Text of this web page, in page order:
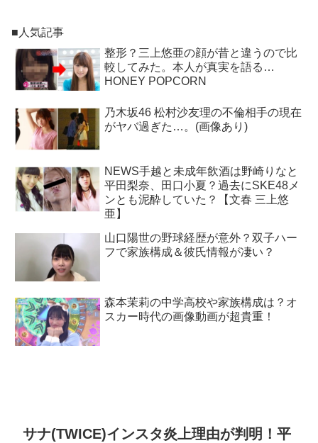
■人気記事
整形？三上悠亜の顔が昔と違うので比
較してみた。本人が真実を語る…
HONEY POPCORN
乃木坂46 松村沙友理の不倫相手の現在
がヤバ過ぎた…。(画像あり)
NEWS手越と未成年飲酒は野崎りなと
平田梨奈、田口小夏？過去にSKE48メ
ンとも泥酔していた？【文春 三上悠
亜】
山口陽世の野球経歴が意外？双子ハー
フで家族構成＆彼氏情報が凄い？
森本茉莉の中学高校や家族構成は？オ
スカー時代の画像動画が超貴重！
サナ(TWICE)インスタ炎上理由が判明！平